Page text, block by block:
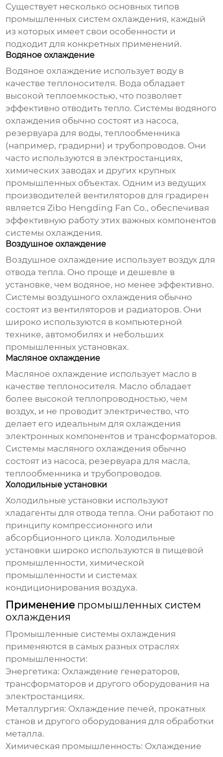
Существует несколько основных типов
промышленных систем охлаждения, каждый
из которых имеет свои особенности и
подходит для конкретных применений.
Водяное охлаждение
Водяное охлаждение использует воду в
качестве теплоносителя. Вода обладает
высокой теплоемкостью, что позволяет
эффективно отводить тепло. Системы водяного
охлаждения обычно состоят из насоса,
резервуара для воды, теплообменника
(например, градирни) и трубопроводов. Они
часто используются в электростанциях,
химических заводах и других крупных
промышленных объектах. Одним из ведущих
производителей вентиляторов для градирен
являетсяZibo Hengding Fan Co., обеспечивая
эффективную работу этих важных компонентов
системы охлаждения.
Воздушное охлаждение
Воздушное охлаждение использует воздух для
отвода тепла. Оно проще и дешевле в
установке, чем водяное, но менее эффективно.
Системы воздушного охлаждения обычно
состоят из вентиляторов и радиаторов. Они
широко используются в компьютерной
технике, автомобилях и небольших
промышленных установках.
Масляное охлаждение
Масляное охлаждение использует масло в
качестве теплоносителя. Масло обладает
более высокой теплопроводностью, чем
воздух, и не проводит электричество, что
делает его идеальным для охлаждения
электронных компонентов и трансформаторов.
Системы масляного охлаждения обычно
состоят из насоса, резервуара для масла,
теплообменника и трубопроводов.
Холодильные установки
Холодильные установки используют
хладагенты для отвода тепла. Они работают по
принципу компрессионного или
абсорбционного цикла. Холодильные
установки широко используются в пищевой
промышленности, химической
промышленности и системах
кондиционирования воздуха.
Применение промышленных систем
охлаждения
Промышленные системы охлаждения
применяются в самых разных отраслях
промышленности:
Энергетика: Охлаждение генераторов,
трансформаторов и другого оборудования на
электростанциях.
Металлургия: Охлаждение печей, прокатных
станов и другого оборудования для обработки
металла.
Химическая промышленность: Охлаждение